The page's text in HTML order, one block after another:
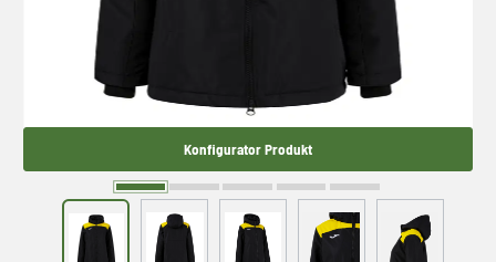
Konfigurator Produkt